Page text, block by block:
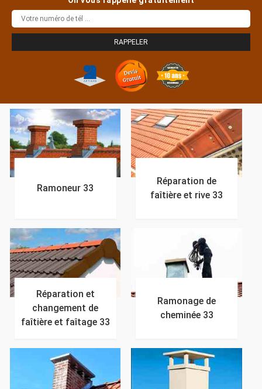
Ramoneur 33
Réparation de
faîtière et rive 33
Réparation et
changement de
faîtière et faîtage 33
Ramonage de
cheminée 33